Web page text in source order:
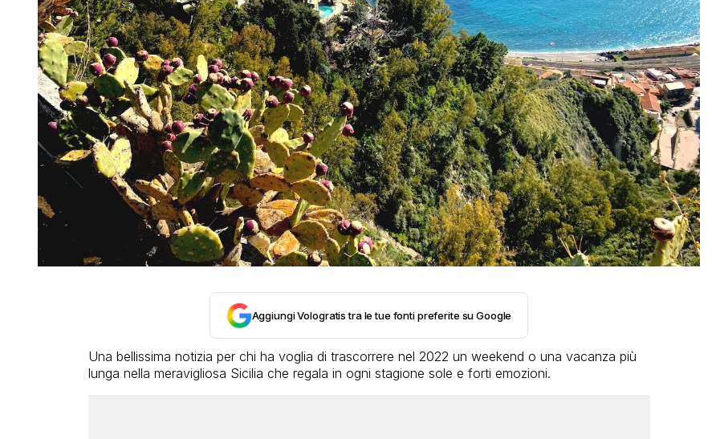
Aggiungi Vologratis tra le tue fonti preferite su Google
Una bellissima notizia per chi ha voglia di trascorrere nel 2022 un weekend o una vacanza più
lunga nella meravigliosa Sicilia che regala in ogni stagione sole e forti emozioni.